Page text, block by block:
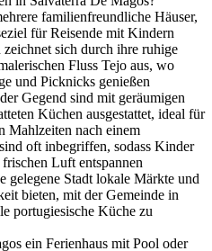
familienfreundliche Häuser,
für Reisende mit Kindern
sich durch ihre ruhige
Fluss Tejo aus, wo
und Picknicks genießen
Gegend sind mit geräumigen
Küchen ausgestattet, ideal für
Mahlzeiten nach einem
oft inbegriffen, sodass Kinder
Luft entspannen
gelegene Stadt lokale Märkte und
bieten, mit der Gemeinde in
portugiesische Küche zu
ein Ferienhaus mit Pool oder